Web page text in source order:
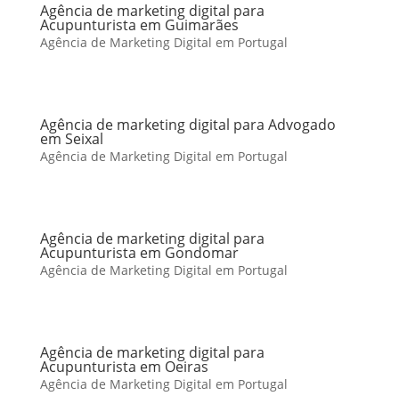
Agência de marketing digital para
Acupunturista em Guimarães
Agência de Marketing Digital em Portugal
Agência de marketing digital para Advogado
em Seixal
Agência de Marketing Digital em Portugal
Agência de marketing digital para
Acupunturista em Gondomar
Agência de Marketing Digital em Portugal
Agência de marketing digital para
Acupunturista em Oeiras
Agência de Marketing Digital em Portugal